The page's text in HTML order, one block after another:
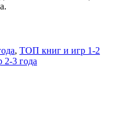
, ТОП книг и игр 1-2
3 года